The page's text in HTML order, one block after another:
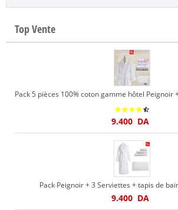
Top Vente
9.400 DA
Pack Peignoir + 3 Serviettes + tapis de
9.400 DA